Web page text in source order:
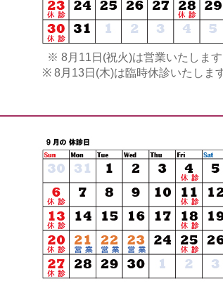
※ 8月11日(祝火)は営業いたします
※ 8月13日(木)は臨時休診いたしま